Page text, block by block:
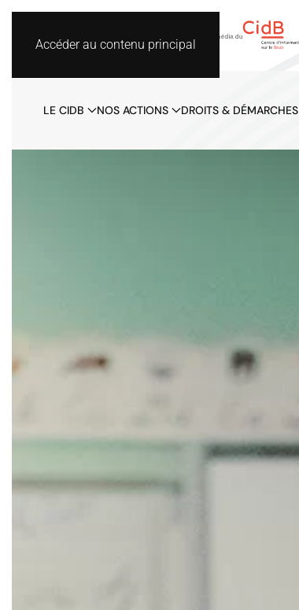
Accéder au contenu principal
LE CIDB NOS ACTIONS DROITS & DÉMARCHES